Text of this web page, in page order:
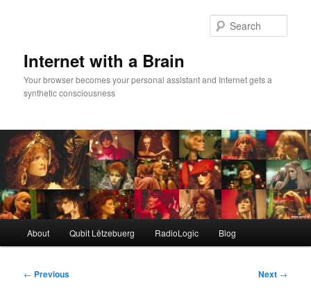
Internet with a Brain
Your browser becomes your personal assistant and Internet gets a
synthetic consciousness
About Qubit Lëtzebuerg RadioLogic Blog
Post
← Previous Next →